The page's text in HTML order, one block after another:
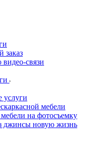
заказ
связи
услуги
мебели
на фотосъемку
джинсы новую жизнь